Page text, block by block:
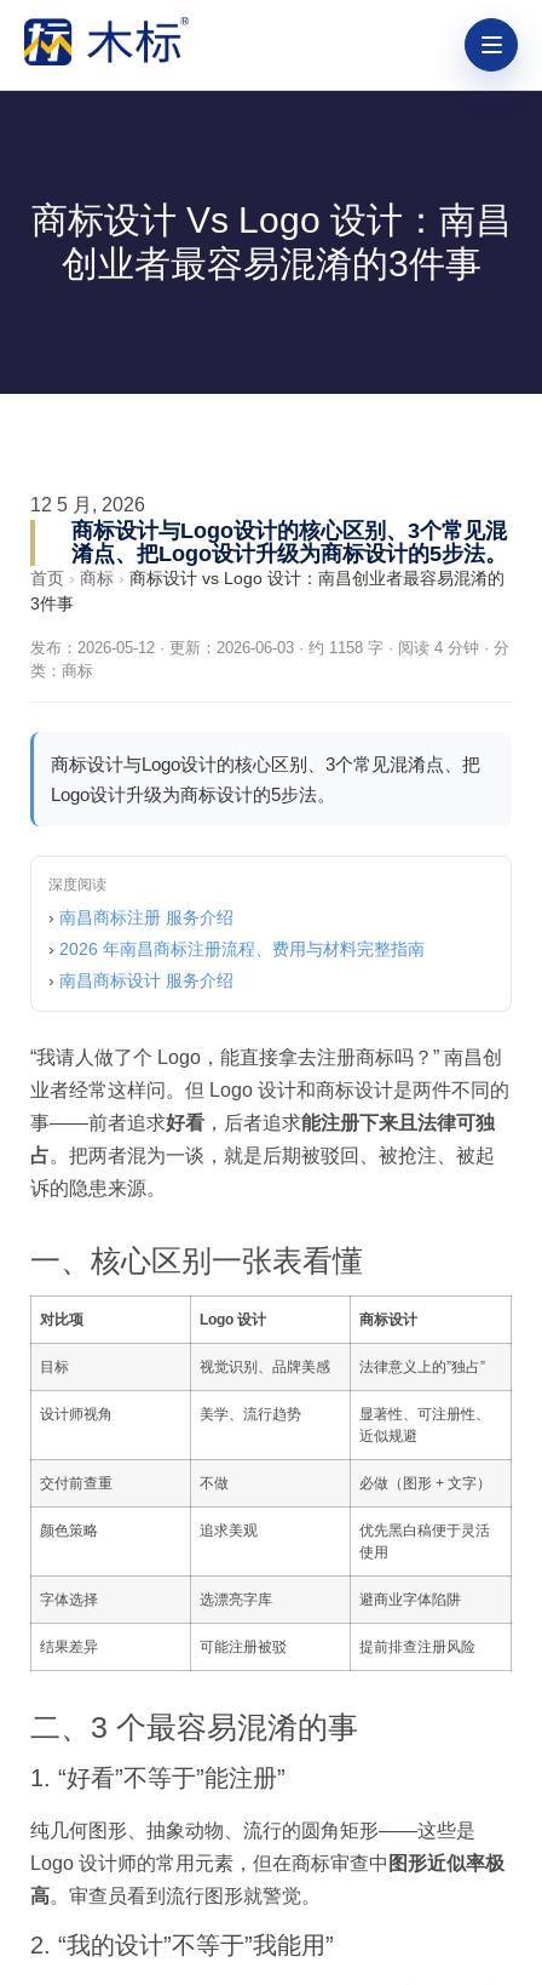
商标设计 Vs Logo 设计：南昌
创业者最容易混淆的3件事
12 5 月, 2026
商标设计与Logo设计的核心区别、3个常见混
淆点、把Logo设计升级为商标设计的5步法。
首页 › 商标 › 商标设计 vs Logo 设计：南昌创业者最容易混淆的
3件事
发布：2026-05-12 · 更新：2026-06-03 · 约 1158 字 · 阅读 4 分钟 · 分
类： 商标
商标设计与Logo设计的核心区别、3个常见混淆点、把
Logo设计升级为商标设计的5步法。
深度阅读
› 南昌商标注册 服务介绍
› 2026 年南昌商标注册流程、费用与材料完整指南
› 南昌商标设计 服务介绍
“我请人做了个 Logo，能直接拿去注册商标吗？” 南昌创
业者经常这样问。但 Logo 设计和商标设计是两件不同的
事——前者追求好看 ，后者追求能注册下来且法律可独
占。把两者混为一谈，就是后期被驳回、被抢注、被起
诉的隐患来源。
一、核心区别一张表看懂
对比项 Logo 设计 商标设计
目标 视觉识别、品牌美感 法律意义上的”独占”
设计师视角 美学、流行趋势
显著性、可注册性、
近似规避
交付前查重 不做 必做（图形 + 文字）
颜色策略 追求美观
优先黑白稿便于灵活
使用
字体选择 选漂亮字库 避商业字体陷阱
结果差异 可能注册被驳 提前排查注册风险
二、3 个最容易混淆的事
1. “好看”不等于”能注册”
纯几何图形、抽象动物、流行的圆角矩形——这些是
Logo 设计师的常用元素，但在商标审查中 图形近似率极
高。审查员看到流行图形就警觉。
2. “我的设计”不等于”我能用”